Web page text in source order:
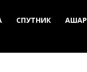
СПУТНИК АШАР